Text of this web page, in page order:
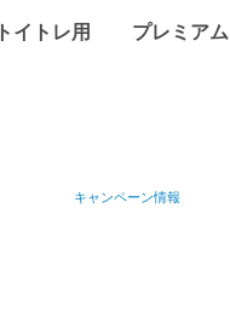
トイトレ用 プレミアム
キャンペーン情報